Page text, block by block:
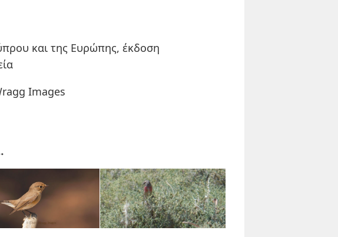
και της Ευρώπης, έκδοση
Images